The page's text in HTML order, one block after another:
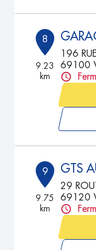
8
9.23
km
196
69100
9
9.75
km
GTS
29
69120